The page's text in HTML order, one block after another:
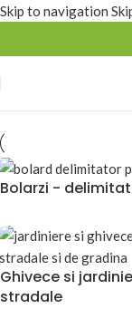
Skip to navigation
Bolarzi -
Ghivece si
stradale